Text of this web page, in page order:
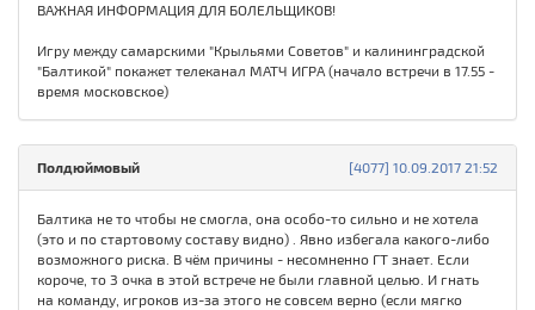
ВАЖНАЯ ИНФОРМАЦИЯ ДЛЯ БОЛЕЛЬЩИКОВ!
Игру между самарскими "Крыльями Советов" и калининградской
"Балтикой" покажет телеканал МАТЧ ИГРА (начало встречи в 17.55 -
время московское)
[4077] 10.09.2017 21:52
Полдюймовый
Балтика не то чтобы не смогла, она особо-то сильно и не хотела
(это и по стартовому составу видно) . Явно избегала какого-либо
возможного риска. В чём причины - несомненно ГТ знает. Если
короче, то 3 очка в этой встрече не были главной целью. И гнать
на команду, игроков из-за этого не совсем верно (если мягко